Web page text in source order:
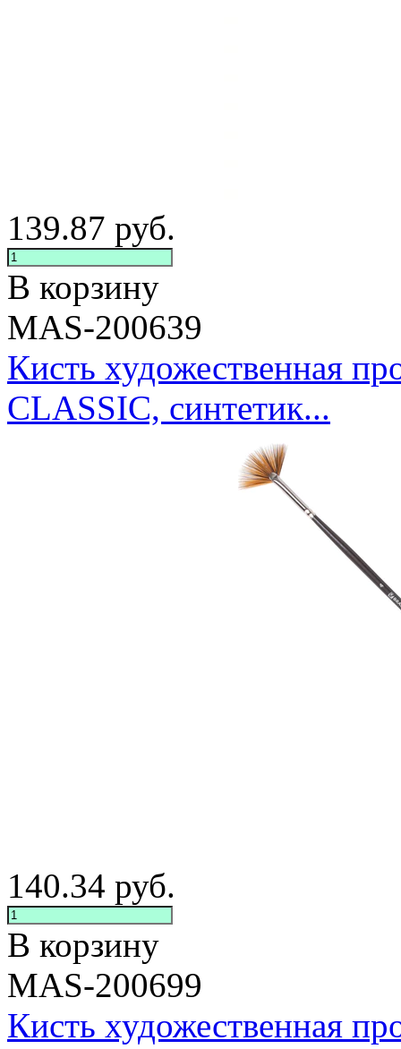
139.87 руб.
В корзину
MAS-200639
Кисть художественная
CLASSIC, синтетик...
140.34 руб.
В корзину
MAS-200699
Кисть художественная